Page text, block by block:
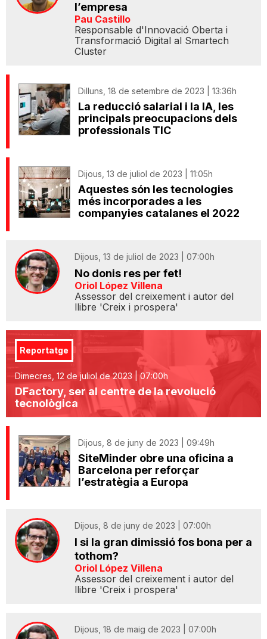
l’empresa
Pau Castillo
Responsable d'Innovació Oberta i
Transformació Digital al Smartech
Cluster
Dilluns, 18 de setembre de 2023 | 13:36h
La reducció salarial i la IA, les
principals preocupacions dels
professionals TIC
Dijous, 13 de juliol de 2023 | 11:05h
Aquestes són les tecnologies
més incorporades a les
companyies catalanes el 2022
Dijous, 13 de juliol de 2023 | 07:00h
No donis res per fet!
Oriol López Villena
Assessor del creixement i autor del
llibre 'Creix i prospera'
Reportatge
Dimecres, 12 de juliol de 2023 | 07:00h
DFactory, ser al centre de la revolució
tecnològica
Dijous, 8 de juny de 2023 | 09:49h
SiteMinder obre una oficina a
Barcelona per reforçar
l’estratègia a Europa
Dijous, 8 de juny de 2023 | 07:00h
I si la gran dimissió fos bona per a
tothom?
Oriol López Villena
Assessor del creixement i autor del
llibre 'Creix i prospera'
Dijous, 18 de maig de 2023 | 07:00h